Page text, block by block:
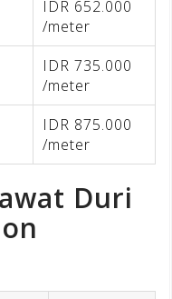
IDR 652.000
/meter
IDR 735.000
/meter
IDR 875.000
/meter
Duri